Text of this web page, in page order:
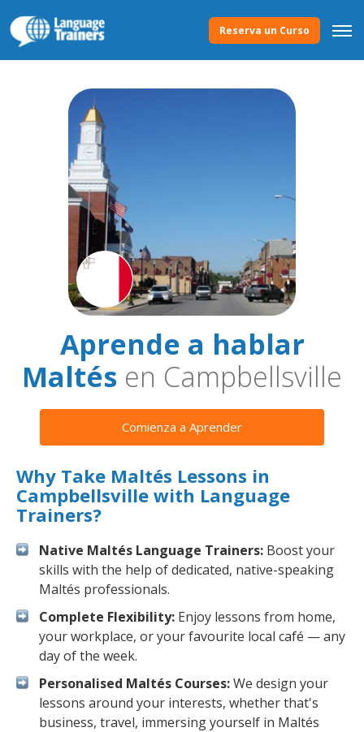
Reserva un Curso
Aprende a hablar
Maltés en Campbellsville
Comienza a Aprender
Why Take Maltés Lessons in
Campbellsville with Language
Trainers?
Native Maltés Language Trainers: Boost your
skills with the help of dedicated, native-speaking
Maltés professionals.
Complete Flexibility: Enjoy lessons from home,
your workplace, or your favourite local café — any
day of the week.
Personalised Maltés Courses:We design your
lessons around your interests, whether that's
business, travel, immersing yourself in Maltés